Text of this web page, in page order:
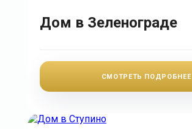
Дом в Зеленограде
СМОТРЕТЬ ПОДРОБНЕЕ